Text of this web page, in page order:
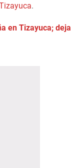
.
en Tizayuca; deja